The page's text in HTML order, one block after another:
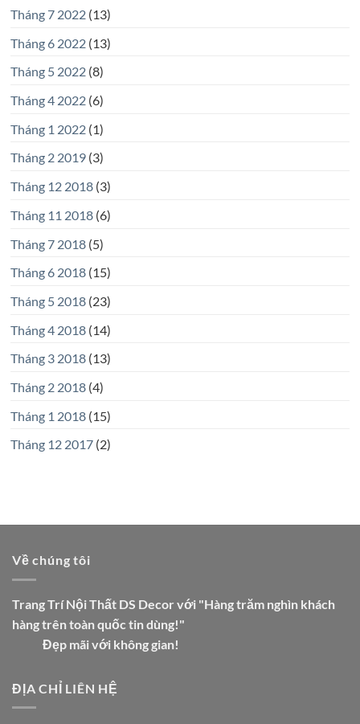
Tháng 7 2022(13)
Tháng 6 2022(13)
Tháng 5 2022(8)
Tháng 4 2022(6)
Tháng 1 2022(1)
Tháng 2 2019(3)
Tháng 12 2018(3)
Tháng 11 2018(6)
Tháng 7 2018(5)
Tháng 6 2018(15)
Tháng 5 2018(23)
Tháng 4 2018(14)
Tháng 3 2018(13)
Tháng 2 2018(4)
Tháng 1 2018(15)
Tháng 12 2017(2)
Về chúng tôi
Trang Trí Nội Thất DS Decor với "Hàng trăm nghìn khách
hàng trên toàn quốc tin dùng!"
Đẹp mãi với không gian!
ĐỊA CHỈ LIÊN HỆ